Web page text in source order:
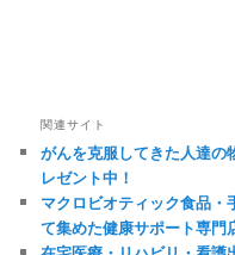
関連サイト
がんを克服してきた人達の
レゼント中！
マクロビオティック食品・
て集めた健康サポート専門